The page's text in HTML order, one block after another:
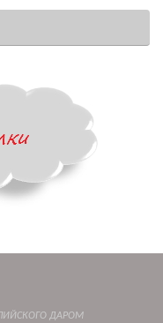
ДАРОМ